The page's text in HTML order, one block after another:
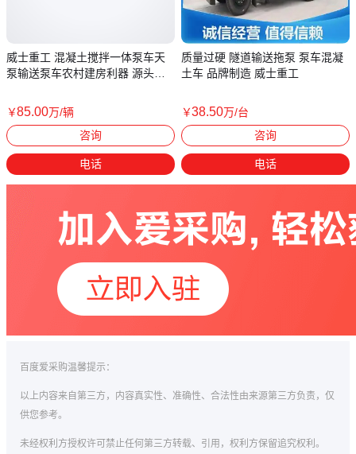
威士重工 混凝土搅拌一体泵车天
泵输送泵车农村建房利器 源头厂
￥85.00万/辆
咨询
电话
质量过硬 隧道输送拖泵 泵车混凝
土车 品牌制造 威士重工
￥38.50万/台
咨询
电话
百度爱采购温馨提示：
以上内容来自第三方，内容真实性、准确性、合法性由来源第三方负责，仅
供您参考。
未经权利方授权许可禁止任何第三方转载、引用，权利方保留追究权利。